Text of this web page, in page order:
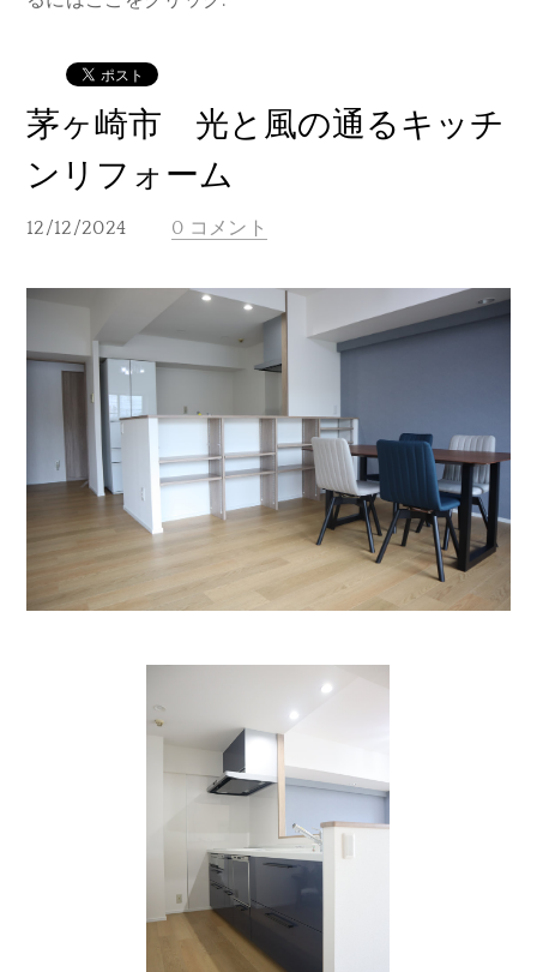
茅ヶ崎市 光と風の通るキッチ
ンリフォーム
12/12/2024 0 コメント